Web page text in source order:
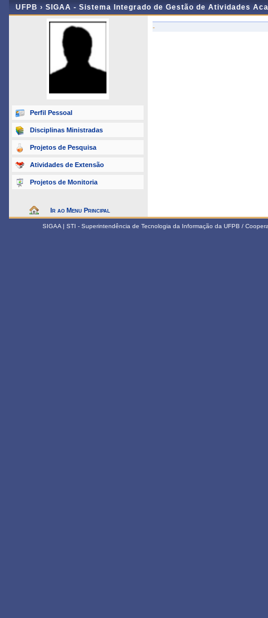
UFPB › SIGAA - Sistema Integrado de Gestão de Atividades
Perfil Pessoal
Disciplinas Ministradas
Projetos de Pesquisa
Atividades de Extensão
Projetos de Monitoria
Ir ao Menu Principal
-
SIGAA | STI - Superintendência de Tecnologia da Informação da UFPB /